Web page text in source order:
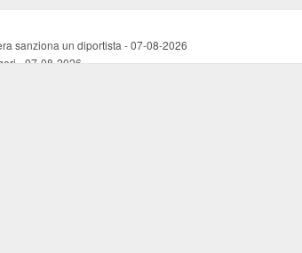
sanziona un diportista -07-08-2026
-07-08-2026
1966
regionale